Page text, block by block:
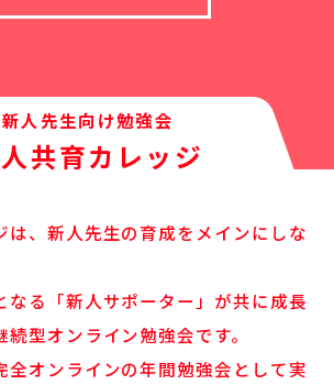
新人先生向け勉強会
共育カレッジ
は、新人先生の育成をメインにしな
なる「新人サポーター」が共に成長
型オンライン勉強会です。
全オンラインの年間勉強会として実